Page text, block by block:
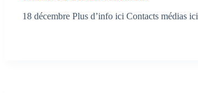
18 décembre Plus d’info ici Contacts médias ici